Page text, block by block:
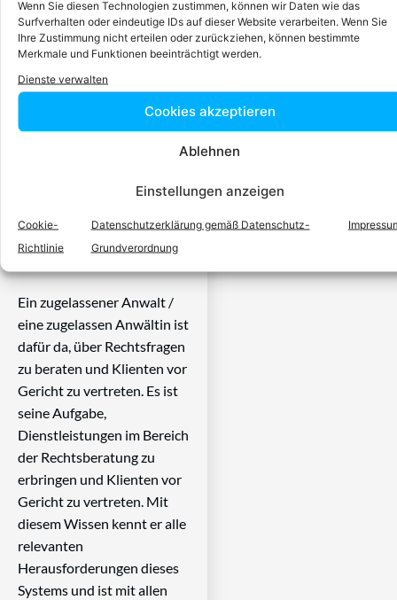
Wenn Sie diesen Technologien zustimmen, können wir Daten wie das
Surfverhalten oder eindeutige IDs auf dieser Website verarbeiten. Wenn Sie
Ihre Zustimmung nicht erteilen oder zurückziehen, können bestimmte
Merkmale und Funktionen beeinträchtigt werden.
Dienste verwalten
Cookies akzeptieren
Ablehnen
Einstellungen anzeigen
Cookie-
Richtlinie
Datenschutzerklärung gemäß Datenschutz-
Grundverordnung
Einfach in 3
Schritten einen
Anwalt finden,
spezialisiert ist
Ein zugelassener Anwalt /
eine zugelassen Anwältin ist
dafür da, über Rechtsfragen
zu beraten und Klienten vor
Gericht zu vertreten. Es ist
seine Aufgabe,
Dienstleistungen im Bereich
der Rechtsberatung zu
erbringen und Klienten vor
Gericht zu vertreten. Mit
diesem Wissen kennt er alle
relevanten
Herausforderungen dieses
Systems und ist mit allen